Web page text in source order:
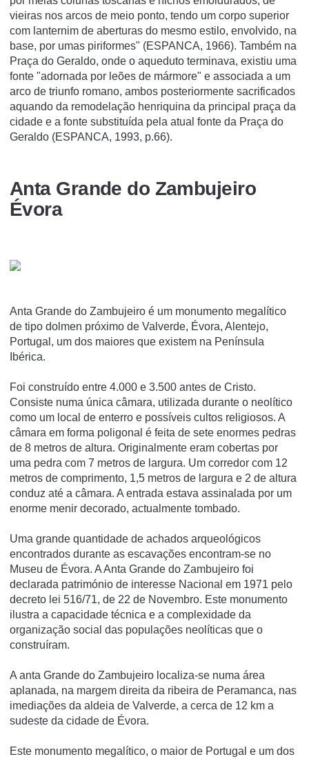
vieiras nos arcos de meio ponto, tendo um corpo superior
com lanternim de aberturas do mesmo estilo, envolvido, na
base, por umas piriformes" (ESPANCA, 1966). Também na
Praça do Geraldo, onde o aqueduto terminava, existiu uma
fonte "adornada por leões de mármore" e associada a um
arco de triunfo romano, ambos posteriormente sacrificados
aquando da remodelação henriquina da principal praça da
cidade e a fonte substituída pela atual fonte da Praça do
Geraldo (ESPANCA, 1993, p.66).
Anta Grande do Zambujeiro
Évora
Anta Grande do Zambujeiro é um monumento megalí­tico
de tipo dolmen próximo de Valverde, Évora, Alentejo,
Portugal, um dos maiores que existem na Pení­nsula
Ibérica.
Foi construí­do entre 4.000 e 3.500 antes de Cristo.
Consiste numa única câmara, utilizada durante o neolí­tico
como um local de enterro e possí­veis cultos religiosos. A
câmara em forma poligonal é feita de sete enormes pedras
de 8 metros de altura. Originalmente eram cobertas por
uma pedra com 7 metros de largura. Um corredor com 12
metros de comprimento, 1,5 metros de largura e 2 de altura
conduz até a câmara. A entrada estava assinalada por um
enorme menir decorado, actualmente tombado.
Uma grande quantidade de achados arqueológicos
encontrados durante as escavações encontram-se no
Museu de Évora. A Anta Grande do Zambujeiro foi
declarada património de interesse Nacional em 1971 pelo
decreto lei 516/71, de 22 de Novembro. Este monumento
ilustra a capacidade técnica e a complexidade da
organização social das populações neolí­ticas que o
construí­ram.
A anta Grande do Zambujeiro localiza-se numa área
aplanada, na margem direita da ribeira de Peramanca, nas
imediações da aldeia de Valverde, a cerca de 12 km a
sudeste da cidade de Évora.
Este monumento megalítico, o maior de Portugal e um dos